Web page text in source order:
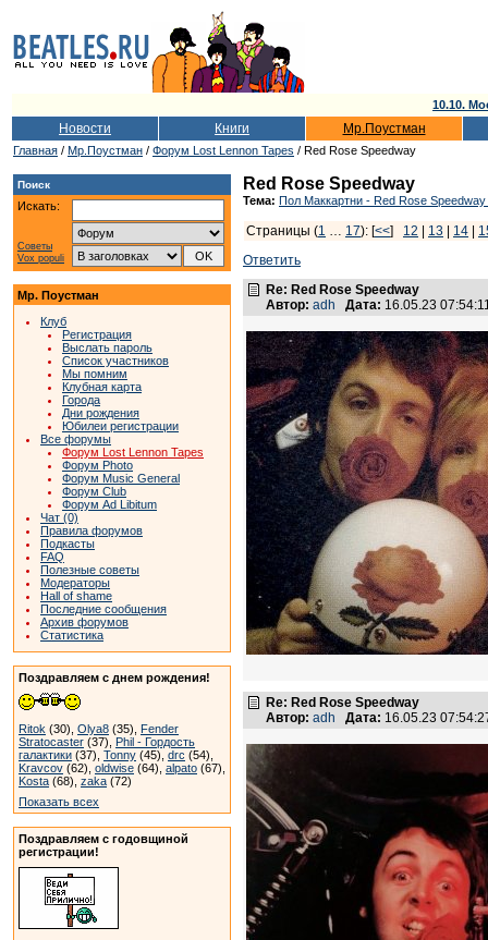
10.10.
Новости Книги Мр.Поустман
Главная / Мр.Поустман / Форум Lost Lennon Tapes / Red Rose Speedway
Поиск
Искать:
Советы
Vox populi
Мр. Поустман
Клуб
Регистрация
Выслать пароль
Список участников
Мы помним
Клубная карта
Города
Дни рождения
Юбилеи регистрации
Все форумы
Форум Lost Lennon Tapes
Форум Photo
Форум Music General
Форум Club
Форум Ad Libitum
Чат (0)
Правила форумов
Подкасты
FAQ
Полезные советы
Модераторы
Hall of shame
Последние сообщения
Архив форумов
Статистика
Поздравляем с днем рождения!
Ritok (30), Olya8 (35), Fender
Stratocaster (37), Phil - Гордость
галактики (37), Tonny (45), drc (54),
Kravcov (62), oldwise (64), alpato (67),
Kosta (68), zaka (72)
Показать всех
Поздравляем с годовщиной
регистрации!
Red Rose Speedway
Тема: Пол Маккартни - Red Rose
Страницы (1 … 17): [<<] 12 13 14
Ответить
Re: Red Rose Speedway
Автор: adh Дата: 16.05.23
Re: Red Rose Speedway
Автор: adh Дата: 16.05.23